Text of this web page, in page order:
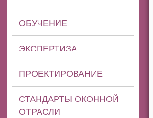
ОБУЧЕНИЕ
ЭКСПЕРТИЗА
ПРОЕКТИРОВАНИЕ
СТАНДАРТЫ ОКОННОЙ
ОТРАСЛИ